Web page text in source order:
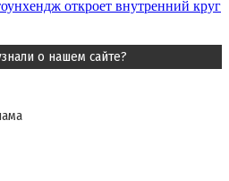
откроет внутренний круг
о нашем сайте?